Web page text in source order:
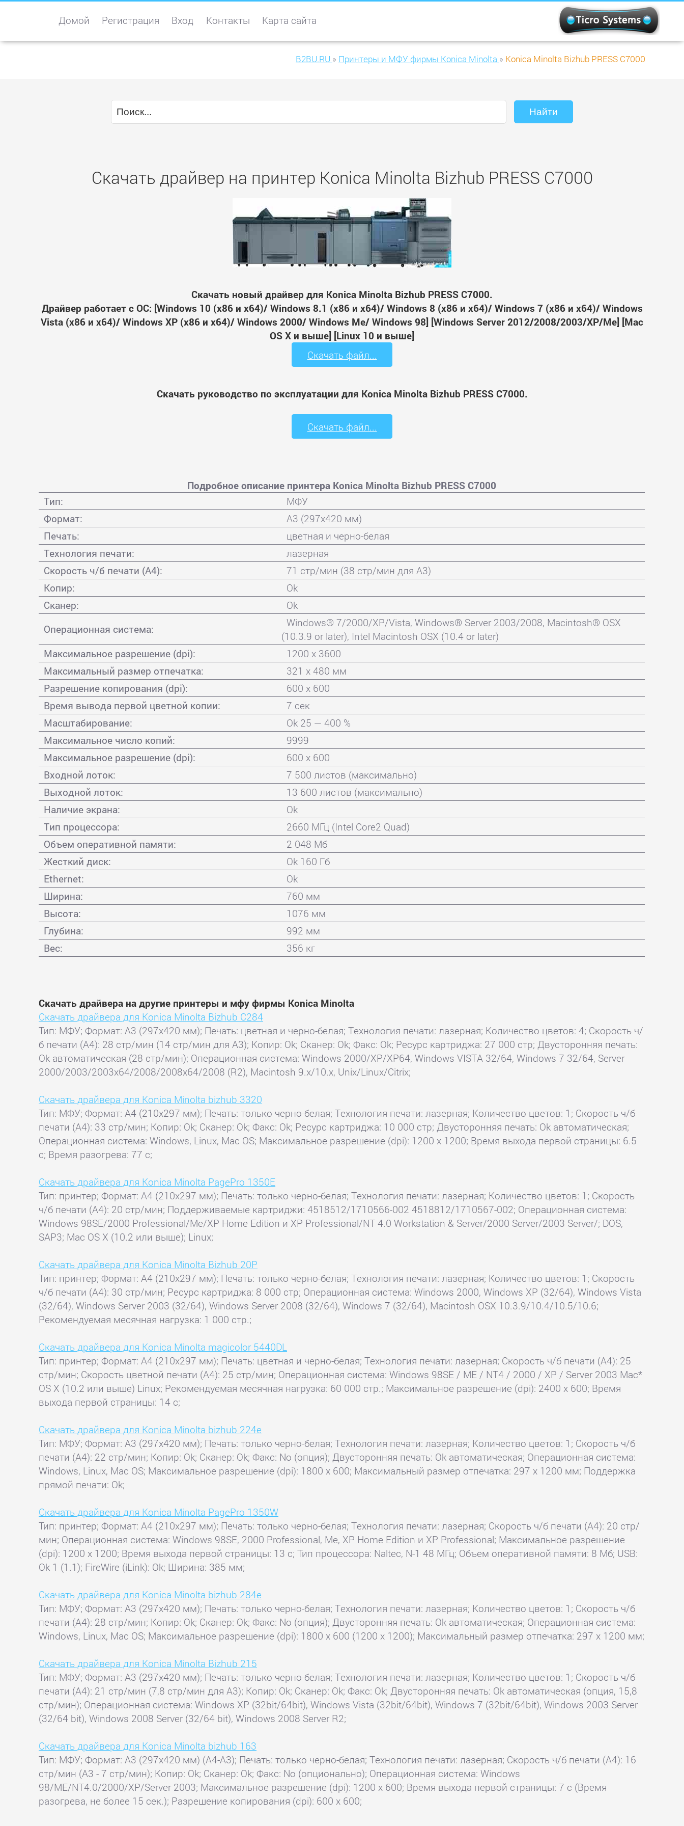
Домой Регистрация Вход Контакты Карта сайта
B2BU.RU » Принтеры и МФУ фирмы Konica Minolta » Konica Minolta Bizhub PRESS C7000
Скачать драйвер на принтер Konica Minolta Bizhub PRESS C7000
Скачать новый драйвер для Konica Minolta Bizhub PRESS C7000.
Драйвер работает с ОС: [Windows 10 (x86 и x64)/ Windows 8.1 (x86 и x64)/ Windows 8 (x86 и x64)/ Windows 7 (x86 и x64)/ Windows
Vista (x86 и x64)/ Windows XP (x86 и x64)/ Windows 2000/ Windows Me/ Windows 98] [Windows Server 2012/2008/2003/XP/Me] [Mac
OS X и выше] [Linux 10 и выше]
Скачать файл...
Скачать руководство по эксплуатации для Konica Minolta Bizhub PRESS C7000.
Скачать файл...
Подробное описание принтера Konica Minolta Bizhub PRESS C7000
Тип:
МФУ
Формат:
A3 (297x420 мм)
Печать:
цветная и черно-белая
Технология печати:
лазерная
Скорость ч/б печати (А4):
71 стр/мин (38 стр/мин для А3)
Копир:
Ok
Сканер:
Ok
Операционная система:
Windows® 7/2000/XP/Vista, Windows® Server 2003/2008, Macintosh® OSX
(10.3.9 or later), Intel Macintosh OSX (10.4 or later)
Максимальное разрешение (dpi):
1200 x 3600
Максимальный размер отпечатка:
321 x 480 мм
Разрешение копирования (dpi):
600 x 600
Время вывода первой цветной копии:
7 сек
Масштабирование:
Ok 25 — 400 %
Максимальное число копий:
9999
Максимальное разрешение (dpi):
600 x 600
Входной лоток:
7 500 листов (максимально)
Выходной лоток:
13 600 листов (максимально)
Наличие экрана:
Ok
Тип процессора:
2660 МГц (Intel Core2 Quad)
Объем оперативной памяти:
2 048 Мб
Жесткий диск:
Ok 160 Гб
Ethernet:
Ok
Ширина:
760 мм
Высота:
1076 мм
Глубина:
992 мм
Вес:
356 кг
Скачать драйвера на другие принтеры и мфу фирмы Konica Minolta
Скачать драйвера для Konica Minolta Bizhub С284
Тип: МФУ; Формат: A3 (297x420 мм); Печать: цветная и черно-белая; Технология печати: лазерная; Количество цветов: 4; Скорость ч/
б печати (А4): 28 стр/мин (14 стр/мин для А3); Копир: Ok; Сканер: Ok; Факс: Ok; Ресурс картриджа: 27 000 стр; Двусторонняя печать:
Ok автоматическая (28 стр/мин); Операционная система: Windows 2000/XP/XP64, Windows VISTA 32/64, Windows 7 32/64, Server
2000/2003/2003x64/2008/2008x64/2008 (R2), Macintosh 9.x/10.x, Unix/Linux/Citrix;
Скачать драйвера для Konica Minolta bizhub 3320
Тип: МФУ; Формат: A4 (210x297 мм); Печать: только черно-белая; Технология печати: лазерная; Количество цветов: 1; Скорость ч/б
печати (А4): 33 стр/мин; Копир: Ok; Сканер: Ok; Факс: Ok; Ресурс картриджа: 10 000 стр; Двусторонняя печать: Ok автоматическая;
Операционная система: Windows, Linux, Mac OS; Максимальное разрешение (dpi): 1200 x 1200; Время выхода первой страницы: 6.5
с; Время разогрева: 77 с;
Скачать драйвера для Konica Minolta PagePro 1350E
Тип: принтер; Формат: A4 (210x297 мм); Печать: только черно-белая; Технология печати: лазерная; Количество цветов: 1; Скорость
ч/б печати (А4): 20 стр/мин; Поддерживаемые картриджи: 4518512/1710566-002 4518812/1710567-002; Операционная система:
Windows 98SE/2000 Professional/Me/XP Home Edition и XP Professional/NT 4.0 Workstation & Server/2000 Server/2003 Server/; DOS,
SAP3; Mac OS X (10.2 или выше); Linux;
Скачать драйвера для Konica Minolta Bizhub 20P
Тип: принтер; Формат: A4 (210x297 мм); Печать: только черно-белая; Технология печати: лазерная; Количество цветов: 1; Скорость
ч/б печати (А4): 30 стр/мин; Ресурс картриджа: 8 000 стр; Операционная система: Windows 2000, Windows XP (32/64), Windows Vista
(32/64), Windows Server 2003 (32/64), Windows Server 2008 (32/64), Windows 7 (32/64), Macintosh OSX 10.3.9/10.4/10.5/10.6;
Рекомендуемая месячная нагрузка: 1 000 стр.;
Скачать драйвера для Konica Minolta magicolor 5440DL
Тип: принтер; Формат: A4 (210x297 мм); Печать: цветная и черно-белая; Технология печати: лазерная; Скорость ч/б печати (А4): 25
стр/мин; Скорость цветной печати (А4): 25 стр/мин; Операционная система: Windows 98SE / ME / NT4 / 2000 / XP / Server 2003 Mac*
OS X (10.2 или выше) Linux; Рекомендуемая месячная нагрузка: 60 000 стр.; Максимальное разрешение (dpi): 2400 x 600; Время
выхода первой страницы: 14 с;
Скачать драйвера для Konica Minolta bizhub 224e
Тип: МФУ; Формат: A3 (297x420 мм); Печать: только черно-белая; Технология печати: лазерная; Количество цветов: 1; Скорость ч/б
печати (А4): 22 стр/мин; Копир: Ok; Сканер: Ok; Факс: No (опция); Двусторонняя печать: Ok автоматическая; Операционная система:
Windows, Linux, Mac OS; Максимальное разрешение (dpi): 1800 x 600; Максимальный размер отпечатка: 297 x 1200 мм; Поддержка
прямой печати: Ok;
Скачать драйвера для Konica Minolta PagePro 1350W
Тип: принтер; Формат: A4 (210x297 мм); Печать: только черно-белая; Технология печати: лазерная; Скорость ч/б печати (А4): 20 стр/
мин; Операционная система: Windows 98SE, 2000 Professional, Me, XP Home Edition и XP Professional; Максимальное разрешение
(dpi): 1200 x 1200; Время выхода первой страницы: 13 с; Тип процессора: Naltec, N-1 48 МГц; Объем оперативной памяти: 8 Мб; USB:
Ok 1 (1.1); FireWire (iLink): Ok; Ширина: 385 мм;
Скачать драйвера для Konica Minolta bizhub 284e
Тип: МФУ; Формат: A3 (297x420 мм); Печать: только черно-белая; Технология печати: лазерная; Количество цветов: 1; Скорость ч/б
печати (А4): 28 стр/мин; Копир: Ok; Сканер: Ok; Факс: No (опция); Двусторонняя печать: Ok автоматическая; Операционная система:
Windows, Linux, Mac OS; Максимальное разрешение (dpi): 1800 x 600 (1200 x 1200); Максимальный размер отпечатка: 297 x 1200 мм;
Скачать драйвера для Konica Minolta Bizhub 215
Тип: МФУ; Формат: A3 (297x420 мм); Печать: только черно-белая; Технология печати: лазерная; Количество цветов: 1; Скорость ч/б
печати (А4): 21 стр/мин (7,8 стр/мин для А3); Копир: Ok; Сканер: Ok; Факс: Ok; Двусторонняя печать: Ok автоматическая (опция, 15,8
стр/мин); Операционная система: Windows XP (32bit/64bit), Windows Vista (32bit/64bit), Windows 7 (32bit/64bit), Windows 2003 Server
(32/64 bit), Windows 2008 Server (32/64 bit), Windows 2008 Server R2;
Скачать драйвера для Konica Minolta bizhub 163
Тип: МФУ; Формат: A3 (297x420 мм) (A4-A3); Печать: только черно-белая; Технология печати: лазерная; Скорость ч/б печати (А4): 16
стр/мин (A3 - 7 стр/мин); Копир: Ok; Сканер: Ok; Факс: No (опционально); Операционная система: Windows
98/ME/NT4.0/2000/XP/Server 2003; Максимальное разрешение (dpi): 1200 x 600; Время выхода первой страницы: 7 с (Время
разогрева, не более 15 сек.); Разрешение копирования (dpi): 600 x 600;